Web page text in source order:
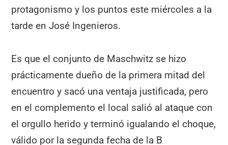
protagonismo y los puntos este miércoles a la
tarde en José Ingenieros.
Es que el conjunto de Maschwitz se hizo
prácticamente dueño de la primera mitad del
encuentro y sacó una ventaja justificada, pero
en el complemento el local salió al ataque con
el orgullo herido y terminó igualando el choque,
válido por la segunda fecha de la B